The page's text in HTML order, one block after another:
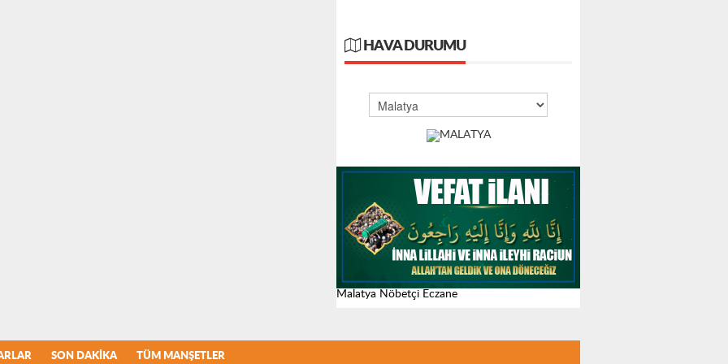
HAVA DURUMU
Malatya Nöbetçi Eczane
SON DAKIKA TÜM MANŞETLER